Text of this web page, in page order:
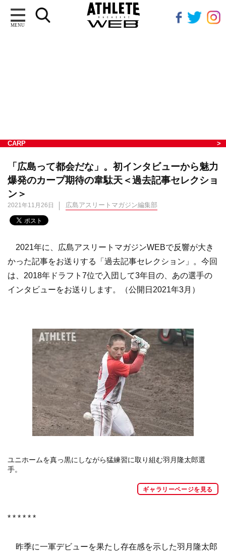
MENU
CARP
「広島って都会だな」。初インタビューから魅力
爆発のカープ期待の韋駄天＜過去記事セレクショ
ン＞
2021年11月26日 広島アスリートマガジン編集部
2021年に、広島アスリートマガジンWEBで反響が大き
かった記事をお送りする「過去記事セレクション」。今回
は、2018年ドラフト7位で入団して3年目の、あの選手の
インタビューをお送りします。（公開日2021年3月）
ユニホームを真っ黒にしながら猛練習に取り組む羽月隆太郎選
手。
ギャラリーページを見る
* * * * * *
昨季に一軍デビューを果たし存在感を示した羽月隆太郎